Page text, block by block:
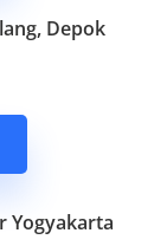
Depok
Yogyakarta